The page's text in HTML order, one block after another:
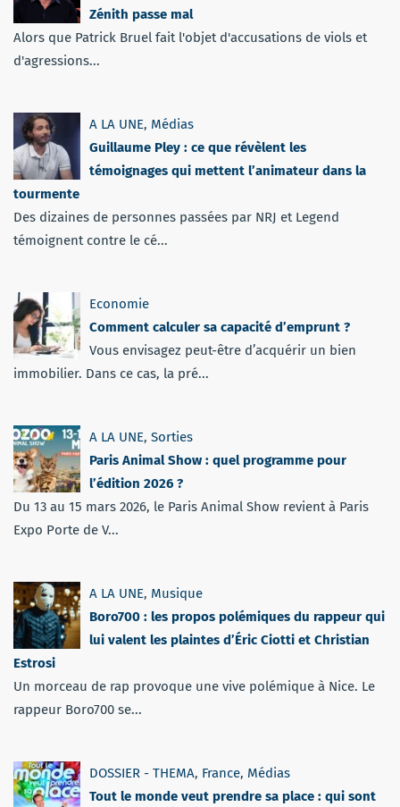
Zénith passe mal
Alors que Patrick Bruel fait l'objet d'accusations de viols et
d'agressions...
A LA UNE, Médias
Guillaume Pley : ce que révèlent les
témoignages qui mettent l’animateur dans la
tourmente
Des dizaines de personnes passées par NRJ et Legend
témoignent contre le cé...
Economie
Comment calculer sa capacité d’emprunt ?
Vous envisagez peut-être d’acquérir un bien
immobilier. Dans ce cas, la pré...
A LA UNE, Sorties
Paris Animal Show : quel programme pour
l’édition 2026 ?
Du 13 au 15 mars 2026, le Paris Animal Show revient à Paris
Expo Porte de V...
A LA UNE, Musique
Boro700 : les propos polémiques du rappeur qui
lui valent les plaintes d’Éric Ciotti et Christian
Estrosi
Un morceau de rap provoque une vive polémique à Nice. Le
rappeur Boro700 se...
DOSSIER - THEMA, France, Médias
Tout le monde veut prendre sa place : qui sont